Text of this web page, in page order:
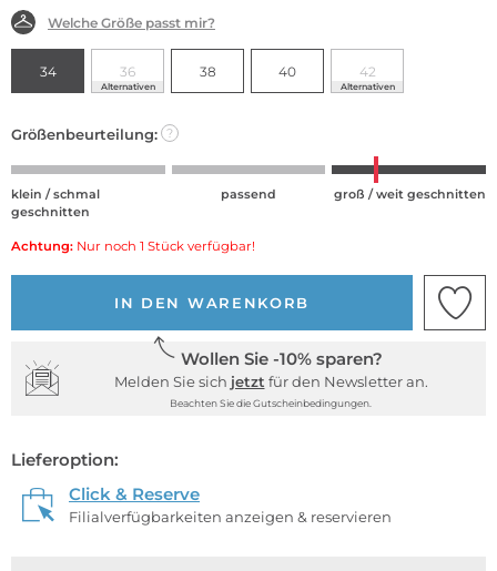
Welche Größe passt mir?
34 36
Alternativen
38 40 42
Alternativen
Größenbeurteilung: ?
klein / schmal
geschnitten
passend groß / weit geschnitten
Achtung: Nur noch 1 Stück verfügbar!
IN DEN WARENKORB
Wollen Sie -10% sparen?
Melden Sie sich jetzt für den Newsletter an.
Beachten Sie die Gutscheinbedingungen.
Lieferoption:
Click & Reserve
Filialverfügbarkeiten anzeigen & reservieren